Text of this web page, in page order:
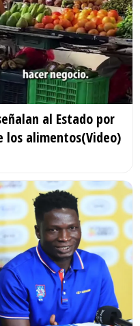
al Estado por
los alimentos(Video)